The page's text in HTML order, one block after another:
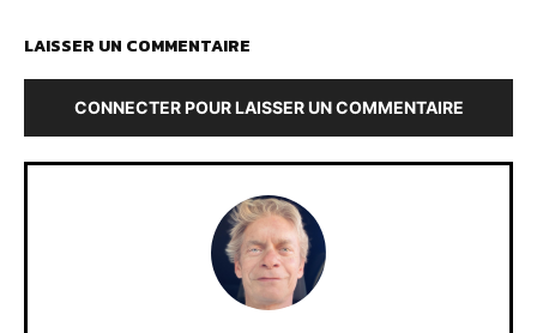
LAISSER UN COMMENTAIRE
CONNECTER POUR LAISSER UN COMMENTAIRE